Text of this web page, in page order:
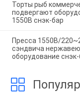
Торты рыб
подвергают
1550В снэк-бар
Пресса 1550В/
сэндвича
оборудование